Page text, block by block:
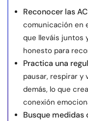
Reconocer las
comunicación en
que lleváis juntos
honesto para
Practica una
pausar, respirar y
demás, lo que
conexión
Busque medidas